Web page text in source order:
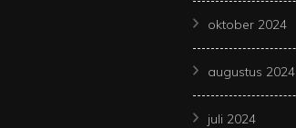
oktober 2024
augustus 2024
juli 2024